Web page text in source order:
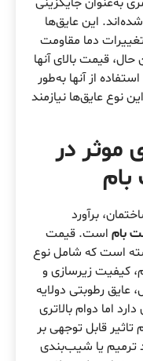
این عایق‌ها
تغییرات دما مقاومت
قیمت بالای آنها
از آنها به‌طور
نوع عایق‌ها نیازمند
موثر در
بام
برآورد
بام است. قیمت
است که شامل نوع
کیفیت زیرسازی و
رطوبتی دولایه
اما دوام بالاتری
قابل توجهی بر
ترمیم یا شیب‌بندی